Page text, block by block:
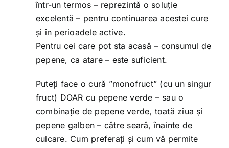
într-un termos – reprezintă o soluție
excelentă – pentru continuarea acestei cure
și în perioadele active.
Pentru cei care pot sta acasă – consumul de
pepene, ca atare – este suficient.
Puteți face o cură ”monofruct” (cu un singur
fruct) DOAR cu pepene verde – sau o
combinație de pepene verde, toată ziua și
pepene galben – către seară, înainte de
culcare. Cum preferați și cum vă permite